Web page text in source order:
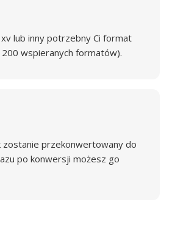
lub inny potrzebny Ci format
wspieranych formatów).
zostanie przekonwertowany do
po konwersji możesz go